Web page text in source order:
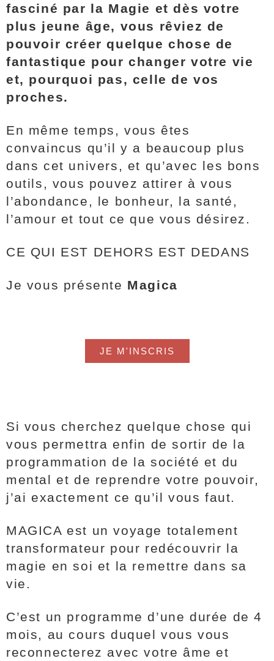
fasciné par la Magie et dès votre
plus jeune âge, vous rêviez de
pouvoir créer quelque chose de
fantastique pour changer votre vie
et, pourquoi pas, celle de vos
proches.
En même temps, vous êtes
convaincus qu’il y a beaucoup plus
dans cet univers, et qu’avec les bons
outils, vous pouvez attirer à vous
l’abondance, le bonheur, la santé,
l’amour et tout ce que vous désirez.
CE QUI EST DEHORS EST DEDANS
Je vous présente Magica
JE M'INSCRIS
Si vous cherchez quelque chose qui
vous permettra enfin de sortir de la
programmation de la société et du
mental et de reprendre votre pouvoir,
j’ai exactement ce qu’il vous faut.
MAGICA est un voyage totalement
transformateur pour redécouvrir la
magie en soi et la remettre dans sa
vie.
C’est un programme d’une durée de 4
mois, au cours duquel vous vous
reconnecterez avec votre âme et